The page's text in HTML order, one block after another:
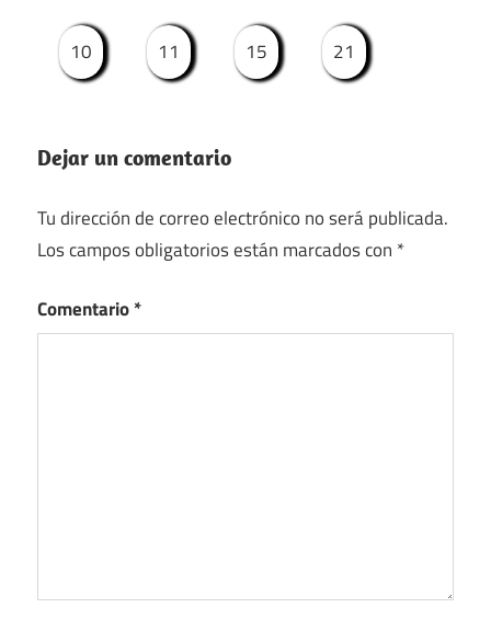
10 11 15 21
Dejar un comentario
Tu dirección de correo electrónico no será publicada.
Los campos obligatorios están marcados con *
Comentario*